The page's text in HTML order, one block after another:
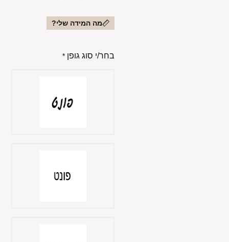
מה המידה שלי?
בחר/י סוג גופן *